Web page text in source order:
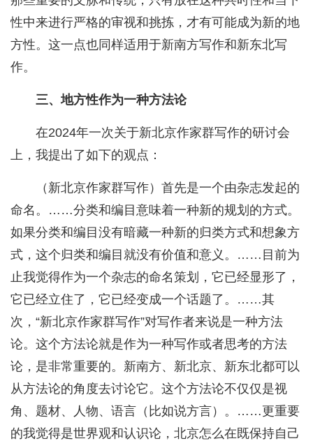
性中来进行严格的审视和挑拣，才有可能成为新的地
方性。这一点也同样适用于新南方写作和新东北写
作。
三、地方性作为一种方法论
在2024年一次关于新北京作家群写作的研讨会
上，我提出了如下的观点：
（新北京作家群写作）首先是一个由杂志发起的
命名。……分类和编目意味着一种新的规划的方式。
如果分类和编目没有暗藏一种新的归类方式和想象方
式，这个归类和编目就没有价值和意义。……目前为
止我觉得作为一个杂志的命名策划，它已经显形了，
它已经立住了，它已经变成一个话题了。……其
次，“新北京作家群写作”对写作者来说是一种方法
论。这个方法论就是作为一种写作或者思考的方法
论，是非常重要的。新南方、新北京、新东北都可以
从方法论的角度去讨论它。这个方法论不仅仅是视
角、题材、人物、语言（比如说方言）。……更重要
的我觉得是世界观和认识论，北京怎么在既保持自己